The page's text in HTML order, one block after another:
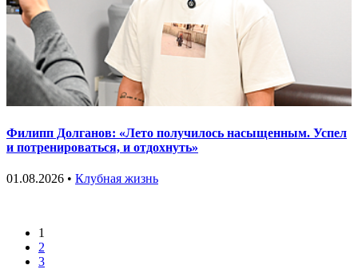
Филипп Долганов: «Лето получилось насыщенным. Успел
и потренироваться, и отдохнуть»
01.08.2026 • Клубная жизнь
1
2
3